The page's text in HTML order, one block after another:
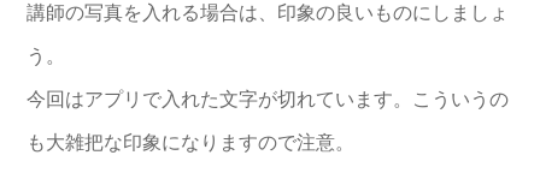
講師の写真を入れる場合は、印象の良いものにしましょ
う。
今回はアプリで入れた文字が切れています。こういうの
も大雑把な印象になりますので注意。